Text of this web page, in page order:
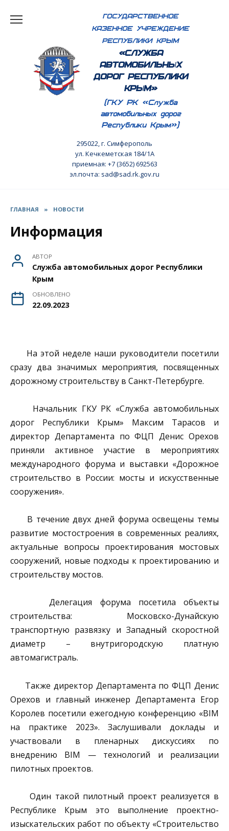
ГОСУДАРСТВЕННОЕ
КАЗЕННОЕ УЧРЕЖДЕНИЕ
РЕСПУБЛИКИ КРЫМ
«СЛУЖБА
АВТОМОБИЛЬНЫХ
ДОРОГ РЕСПУБЛИКИ
КРЫМ»
(ГКУ РК «Служба
автомобильных дорог
Республики Крым»)
295022, г. Симферополь
ул. Кечкеметская 184/1А
приемная: +7 (3652) 692563
эл.почта: sad@sad.rk.gov.ru
ГЛАВНАЯ » НОВОСТИ
Информация
АВТОР
Служба автомобильных дорог Республики
Крым
ОБНОВЛЕНО
22.09.2023
На этой неделе наши руководители посетили
сразу два значимых мероприятия, посвященных
дорожному строительству в Санкт-Петербурге.
Начальник ГКУ РК «Служба автомобильных
дорог Республики Крым» Максим Тарасов и
директор Департамента по ФЦП Денис Орехов
приняли активное участие в мероприятиях
международного форума и выставки «Дорожное
строительство в России: мосты и искусственные
сооружения».
В течение двух дней форума освещены темы
развитие мостостроения в современных реалиях,
актуальные вопросы проектирования мостовых
сооружений, новые подходы к проектированию и
строительству мостов.
Делегация форума посетила объекты
строительства: Московско-Дунайскую
транспортную развязку и Западный скоростной
диаметр – внутригородскую платную
автомагистраль.
Также директор Департамента по ФЦП Денис
Орехов и главный инженер Департамента Егор
Королев посетили ежегодную конференцию «BIM
на практике 2023». Заслушивали доклады и
участвовали в пленарных дискуссиях по
внедрению BIM — технологий и реализации
пилотных проектов.
Один такой пилотный проект реализуется в
Республике Крым это выполнение проектно-
изыскательских работ по объекту «Строительство